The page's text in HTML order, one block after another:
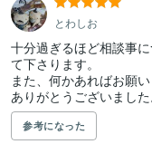
とわしお
十分過ぎるほど相談事
て下さります。
また、何かあればお願
ありがとうございました
参考になった